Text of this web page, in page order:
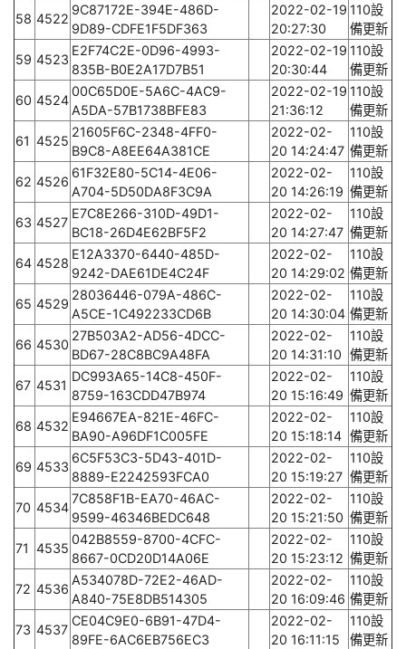
58 4522
9C87172E-394E-486D-
9D89-CDFE1F5DF363
2022-02-19
20:27:30
110設
備更新
59 4523
E2F74C2E-0D96-4993-
835B-B0E2A17D7B51
2022-02-19
20:30:44
110設
備更新
60 4524
00C65D0E-5A6C-4AC9-
A5DA-57B1738BFE83
2022-02-19
21:36:12
110設
備更新
61 4525
21605F6C-2348-4FF0-
B9C8-A8EE64A381CE
2022-02-
20 14:24:47
110設
備更新
62 4526
61F32E80-5C14-4E06-
A704-5D50DA8F3C9A
2022-02-
20 14:26:19
110設
備更新
63 4527
E7C8E266-310D-49D1-
BC18-26D4E62BF5F2
2022-02-
20 14:27:47
110設
備更新
64 4528
E12A3370-6440-485D-
9242-DAE61DE4C24F
2022-02-
20 14:29:02
110設
備更新
65 4529
28036446-079A-486C-
A5CE-1C492233CD6B
2022-02-
20 14:30:04
110設
備更新
66 4530
27B503A2-AD56-4DCC-
BD67-28C8BC9A48FA
2022-02-
20 14:31:10
110設
備更新
67 4531
DC993A65-14C8-450F-
8759-163CDD47B974
2022-02-
20 15:16:49
110設
備更新
68 4532
E94667EA-821E-46FC-
BA90-A96DF1C005FE
2022-02-
20 15:18:14
110設
備更新
69 4533
6C5F53C3-5D43-401D-
8889-E2242593FCA0
2022-02-
20 15:19:27
110設
備更新
70 4534
7C858F1B-EA70-46AC-
9599-46346BEDC648
2022-02-
20 15:21:50
110設
備更新
71 4535
042B8559-8700-4CFC-
8667-0CD20D14A06E
2022-02-
20 15:23:12
110設
備更新
72 4536
A534078D-72E2-46AD-
A840-75E8DB514305
2022-02-
20 16:09:46
110設
備更新
73 4537
CE04C9E0-6B91-47D4-
89FE-6AC6EB756EC3
2022-02-
20 16:11:15
110設
備更新